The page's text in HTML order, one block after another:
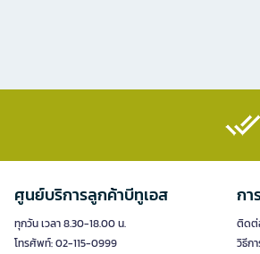
ศูนย์บริการลูกค้าบีทูเอส
ทุกวัน เวลา 8.30-18.00 น.
โทรศัพท์: 02-115-0999
กา
ติดต่
วิธีก